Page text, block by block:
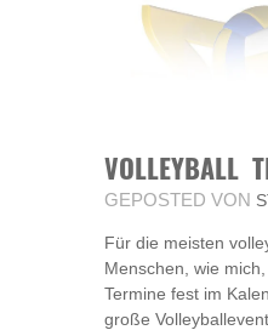
VOLLEYBALL
GEPOSTED VON
Für die meisten
Menschen, wie
Termine fest im
große